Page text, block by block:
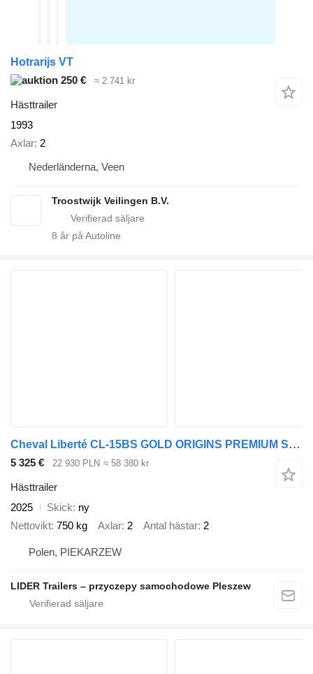
Hotrarijs VT
250 €
≈ 2 741 kr
Hästtrailer
1993
Axlar 2
Nederländerna, Veen
Troostwijk Veilingen B.V.
8 år på Autoline
Cheval Liberté CL-15BS GOLD ORIGINS PREMIUM SIODLARNIA podłoga ALU ściany SKLEJ
5 325 € 22 930 PLN ≈ 58 380 kr
Hästtrailer
2025
Skick ny
Nettovikt 750 kg Axlar 2 Antal hästar 2
Polen, PIEKARZEW
LIDER Trailers – przyczepy samochodowe Pleszew